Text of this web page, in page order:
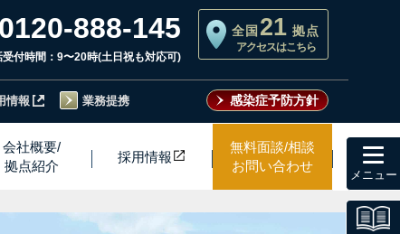
0120-888-145
受付時間：9〜20時(土日祝も対応可)
全国 21 拠点
アクセスはこちら
情報 業務提携 感染症予防方針
会社概要/
拠点紹介
採用情報
無料面談/相談
お問い合わせ